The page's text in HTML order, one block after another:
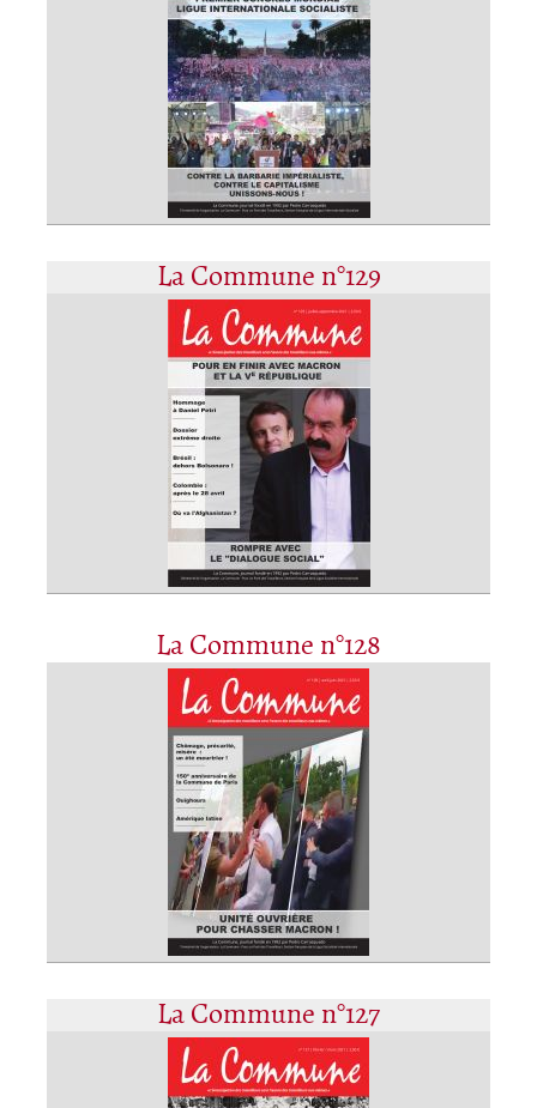
La Commune n°129
La Commune n°128
La Commune n°127